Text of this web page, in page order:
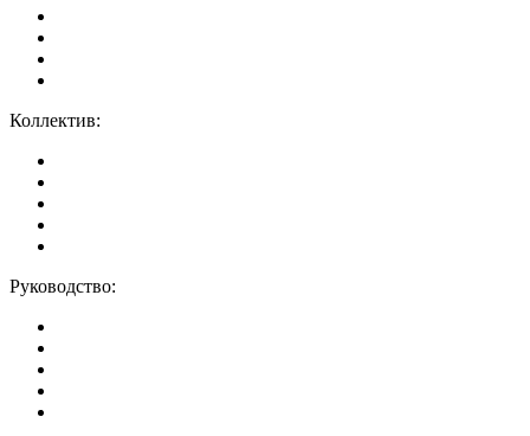
Коллектив:
Руководство: